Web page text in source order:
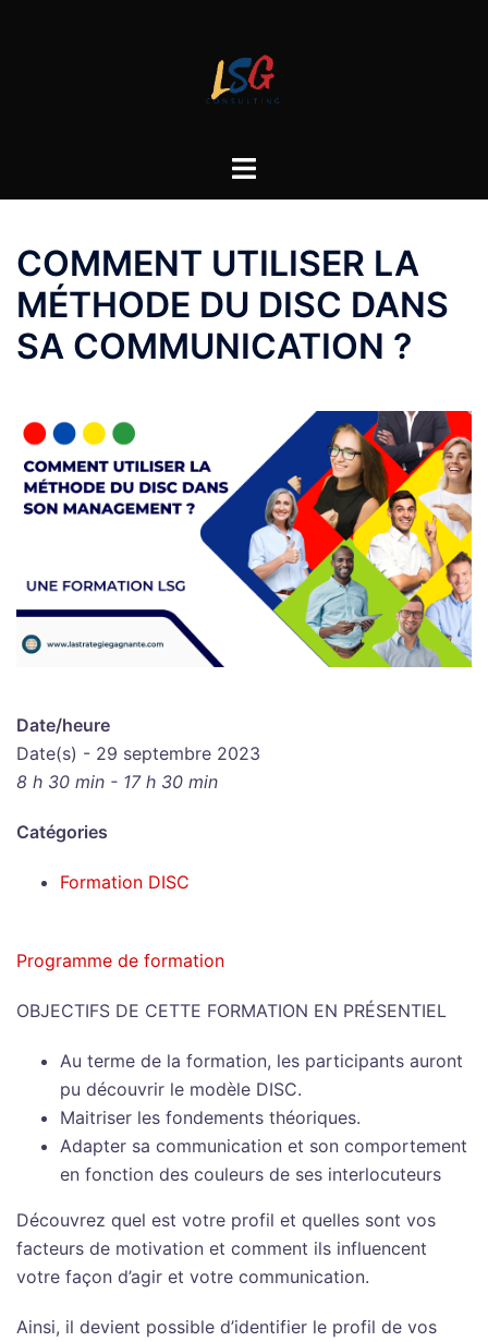
COMMENT UTILISER LA
MÉTHODE DU DISC DANS
SA COMMUNICATION ?
Date/heure
Date(s) - 29 septembre 2023
8 h 30 min - 17 h 30 min
Catégories
Formation DISC
Programme de formation
OBJECTIFS DE CETTE FORMATION EN PRÉSENTIEL
Au terme de la formation, les participants auront
pu découvrir le modèle DISC.
Maitriser les fondements théoriques.
Adapter sa communication et son comportement
en fonction des couleurs de ses interlocuteurs
Découvrez quel est votre profil et quelles sont vos
facteurs de motivation et comment ils influencent
votre façon d’agir et votre communication.
Ainsi, il devient possible d’identifier le profil de vos